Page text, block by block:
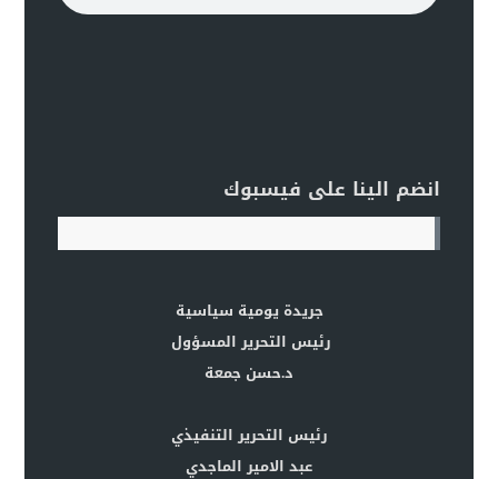
انضم الينا على فيسبوك
جريدة يومية سياسية
رئيس التحرير المسؤول
د.حسن جمعة
رئيس التحرير التنفيذي
عبد الامير الماجدي